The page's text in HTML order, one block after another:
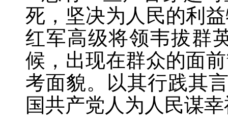
死，坚决为人民的利
红军高级将领韦拔群
候，出现在群众的面
考面貌。以其行践其
国共产党人为人民谋